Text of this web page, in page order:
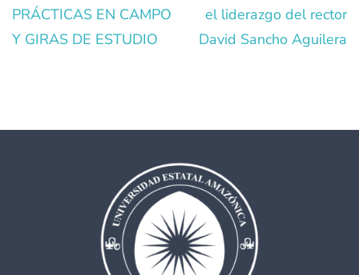
PRÁCTICAS EN CAMPO
Y GIRAS DE ESTUDIO
el liderazgo del rector
David Sancho Aguilera